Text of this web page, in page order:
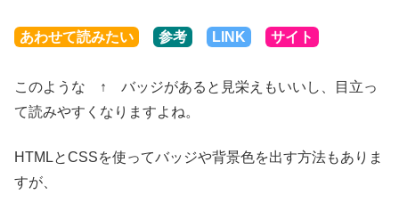
あわせて読みたい 参考 LINK サイト
このような ↑ バッジがあると見栄えもいいし、目立っ
て読みやすくなりますよね。
HTMLとCSSを使ってバッジや背景色を出す方法もありま
すが、